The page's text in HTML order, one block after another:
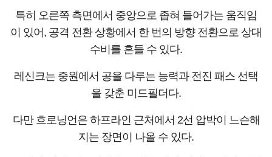
특히 오른쪽 측면에서 중앙으로 좁혀 들어가는 움직임
이 있어, 공격 전환 상황에서 한 번의 방향 전환으로 상대
수비를 흔들 수 있다.
레신크는 중원에서 공을 다루는 능력과 전진 패스 선택
을 갖춘 미드필더다.
다만 흐로닝언은 하프라인 근처에서 2선 압박이 느슨해
지는 장면이 나올 수 있다.